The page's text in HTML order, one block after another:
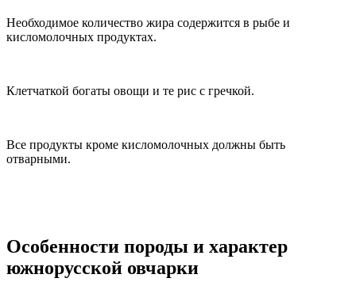
Необходимое количество жира содержится в рыбе и
кисломолочных продуктах.
Клетчаткой богаты овощи и те рис с гречкой.
Все продукты кроме кисломолочных должны быть
отварными.
Особенности породы и характер
южнорусской овчарки